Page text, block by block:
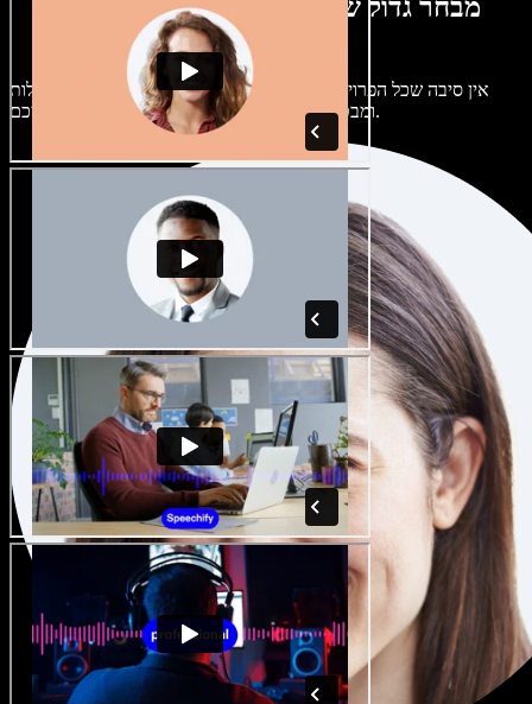
מבחר גדול של קולות נשים וגברים במגוון
מבטאים
אין סיבה שכל הפרויקטים יישמעו אותו דבר. בחרו מתוך מאות קולות
ומבטאים של בינה מלאכותית והתאימו אותם אליכם.